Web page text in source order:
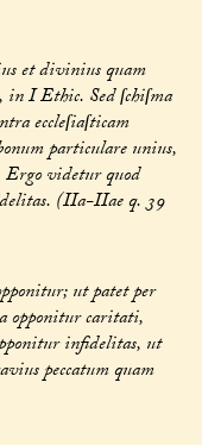
et divinius quam
I Ethic. Sed ſchiſma
eccleſiaſticam
particulare unius,
Ergo videtur quod
(IIa-IIae q. 39
ut patet per
opponitur caritati,
infidelitas, ut
peccatum quam